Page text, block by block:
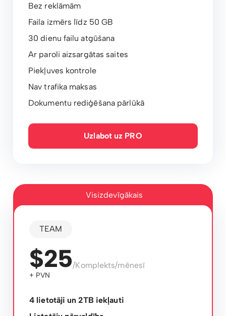
Bez reklāmām
Faila izmērs līdz 50 GB
30 dienu failu atgūšana
Ar paroli aizsargātas saites
Piekļuves kontrole
Nav trafika maksas
Dokumentu rediģēšana pārlūkā
Uzlabot uz PRO
Visizdevīgākais
TEAM
$25/Komplekts/mēnesī
+ PVN
4 lietotāji un 2TB iekļauti